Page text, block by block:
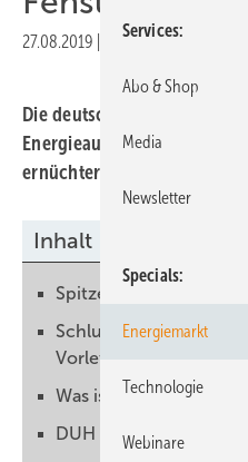
27.08.2019 Druckvorschau
Die deutsche Umwelthilfe
Energieausweise von
ernüchternden Ergebnissen.
Inhalt
Spitzenplatz für das
Schlusslicht: das
Vorletzter ist das
Was ist mit dem
DUH hat sechs
Services
Abo & Shop
Media
Newsletter
Specials
Energiemarkt
Technologie
Webinare